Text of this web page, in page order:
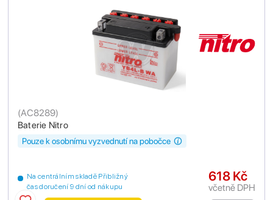
Baterie Nitro
(AC8289)
Na centrálním skladě Přibližný
čas doručení 9 dní od nákupu
Pouze k osobnímu vyzvednutí na pobočce
618 Kč
včetně DPH